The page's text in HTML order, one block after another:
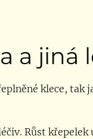
a jiná
klece, tak
Růst křepelek